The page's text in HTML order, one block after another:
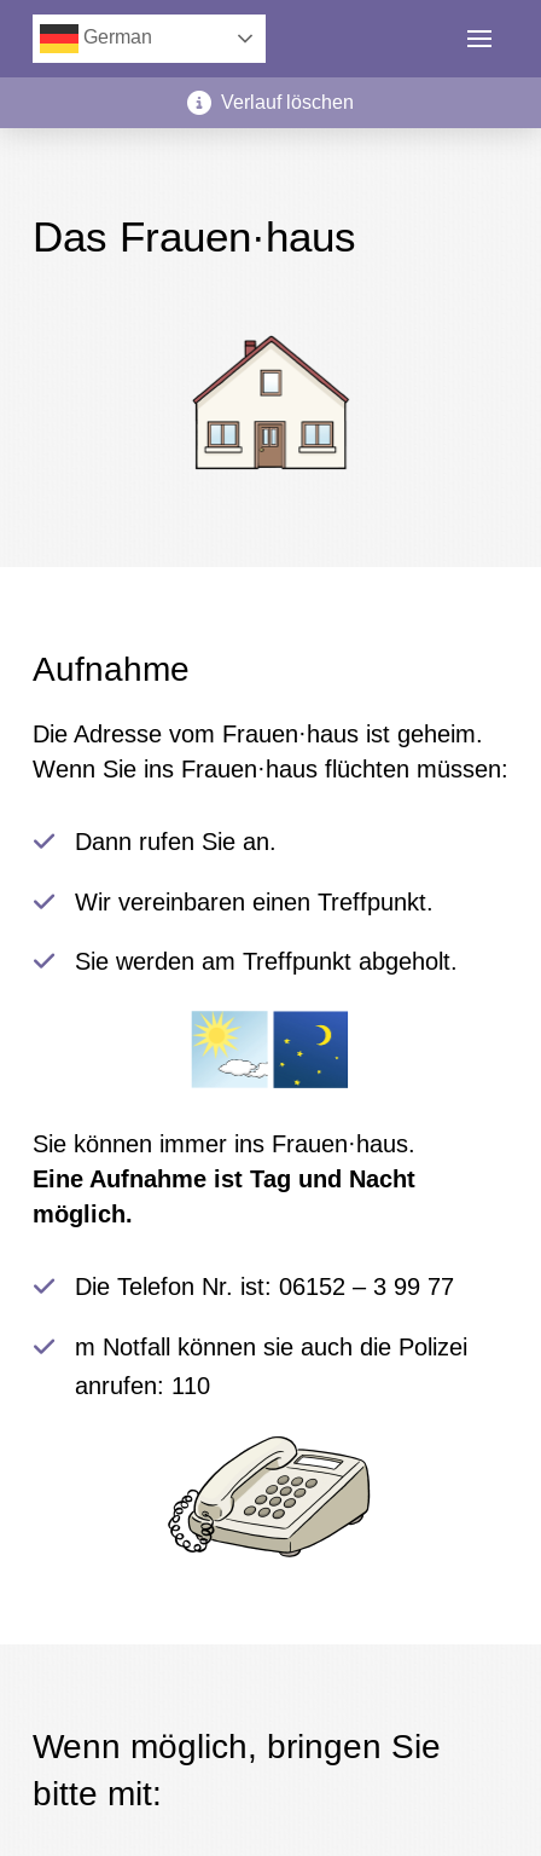
German
Verlauf löschen
Das Frauen·haus
Aufnahme
Die Adresse vom Frauen·haus ist geheim.
Wenn Sie ins Frauen·haus flüchten müssen:
Dann rufen Sie an.
Wir vereinbaren einen Treffpunkt.
Sie werden am Treffpunkt abgeholt.
Sie können immer ins Frauen·haus.
Eine Aufnahme ist Tag und Nacht
möglich.
Die Telefon Nr. ist: 06152 – 3 99 77
m Notfall können sie auch die Polizei
anrufen: 110
Wenn möglich, bringen Sie
bitte mit: